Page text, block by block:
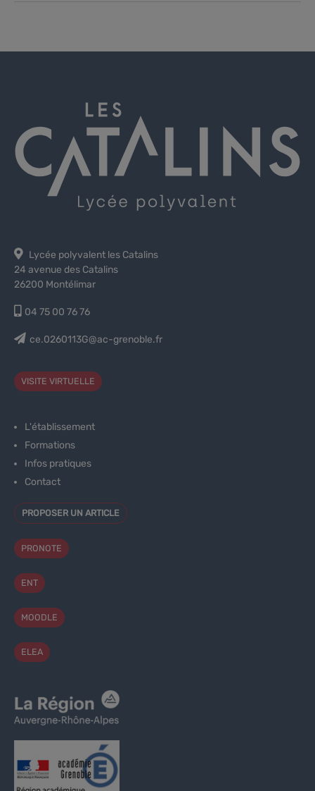
Lycée polyvalent les Catalins
24 avenue des Catalins
26200 Montélimar
04 75 00 76 76
ce.0260113G@ac-grenoble.fr
VISITE VIRTUELLE
L'établissement
Formations
Infos pratiques
Contact
PROPOSER UN ARTICLE
PRONOTE
ENT
MOODLE
ELEA